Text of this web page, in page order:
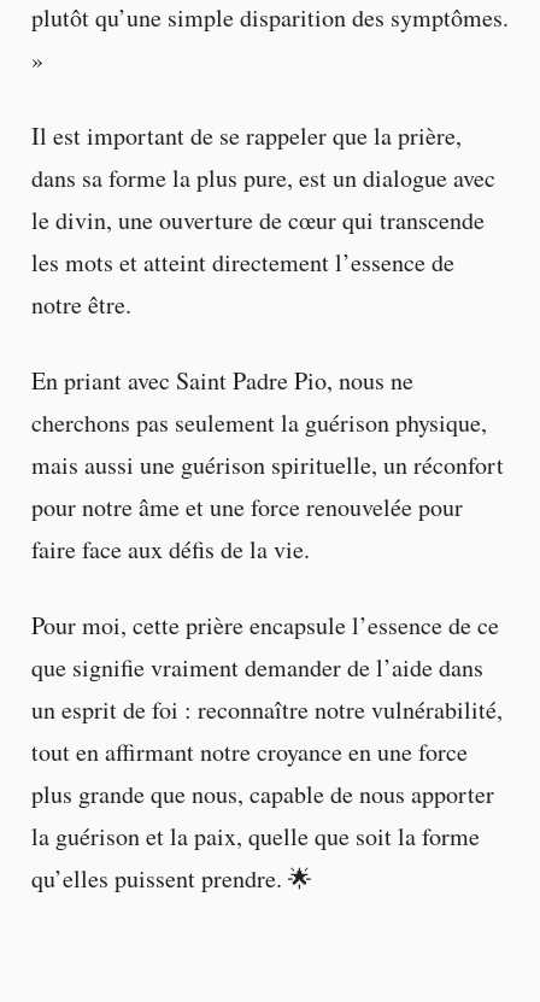
plutôt qu’une simple disparition des symptômes.
»
Il est important de se rappeler que la prière,
dans sa forme la plus pure, est un dialogue avec
le divin, une ouverture de cœur qui transcende
les mots et atteint directement l’essence de
notre être.
En priant avec Saint Padre Pio, nous ne
cherchons pas seulement la guérison physique,
mais aussi une guérison spirituelle, un réconfort
pour notre âme et une force renouvelée pour
faire face aux défis de la vie.
Pour moi, cette prière encapsule l’essence de ce
que signifie vraiment demander de l’aide dans
un esprit de foi : reconnaître notre vulnérabilité,
tout en affirmant notre croyance en une force
plus grande que nous, capable de nous apporter
la guérison et la paix, quelle que soit la forme
qu’elles puissent prendre. 🌟